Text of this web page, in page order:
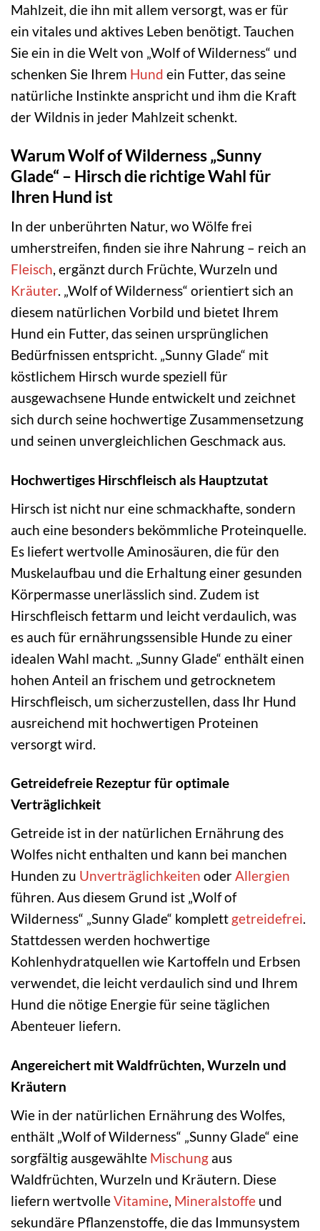
Mahlzeit, die ihn mit allem versorgt, was er für
ein vitales und aktives Leben benötigt. Tauchen
Sie ein in die Welt von „Wolf of Wilderness“ und
schenken Sie Ihrem Hund ein Futter, das seine
natürliche Instinkte anspricht und ihm die Kraft
der Wildnis in jeder Mahlzeit schenkt.
Warum Wolf of Wilderness „Sunny
Glade“ – Hirsch die richtige Wahl für
Ihren Hund ist
In der unberührten Natur, wo Wölfe frei
umherstreifen, finden sie ihre Nahrung – reich an
Fleisch, ergänzt durch Früchte, Wurzeln und
Kräuter. „Wolf of Wilderness“ orientiert sich an
diesem natürlichen Vorbild und bietet Ihrem
Hund ein Futter, das seinen ursprünglichen
Bedürfnissen entspricht. „Sunny Glade“ mit
köstlichem Hirsch wurde speziell für
ausgewachsene Hunde entwickelt und zeichnet
sich durch seine hochwertige Zusammensetzung
und seinen unvergleichlichen Geschmack aus.
Hochwertiges Hirschfleisch als Hauptzutat
Hirsch ist nicht nur eine schmackhafte, sondern
auch eine besonders bekömmliche Proteinquelle.
Es liefert wertvolle Aminosäuren, die für den
Muskelaufbau und die Erhaltung einer gesunden
Körpermasse unerlässlich sind. Zudem ist
Hirschfleisch fettarm und leicht verdaulich, was
es auch für ernährungssensible Hunde zu einer
idealen Wahl macht. „Sunny Glade“ enthält einen
hohen Anteil an frischem und getrocknetem
Hirschfleisch, um sicherzustellen, dass Ihr Hund
ausreichend mit hochwertigen Proteinen
versorgt wird.
Getreidefreie Rezeptur für optimale
Verträglichkeit
Getreide ist in der natürlichen Ernährung des
Wolfes nicht enthalten und kann bei manchen
Hunden zu Unverträglichkeiten oderAllergien
führen. Aus diesem Grund ist „Wolf of
Wilderness“ „Sunny Glade“ komplett getreidefrei.
Stattdessen werden hochwertige
Kohlenhydratquellen wie Kartoffeln und Erbsen
verwendet, die leicht verdaulich sind und Ihrem
Hund die nötige Energie für seine täglichen
Abenteuer liefern.
Angereichert mit Waldfrüchten, Wurzeln und
Kräutern
Wie in der natürlichen Ernährung des Wolfes,
enthält „Wolf of Wilderness“ „Sunny Glade“ eine
sorgfältig ausgewählte Mischung aus
Waldfrüchten, Wurzeln und Kräutern. Diese
liefern wertvolleVitamine, Mineralstoffe und
sekundäre Pflanzenstoffe, die das Immunsystem